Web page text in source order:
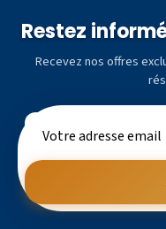
Restez
Recevez nos offres